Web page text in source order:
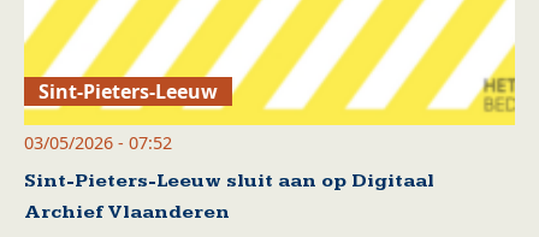
Sint-Pieters-Leeuw
03/05/2026 - 07:52
Sint-Pieters-Leeuw sluit aan op Digitaal
Archief Vlaanderen